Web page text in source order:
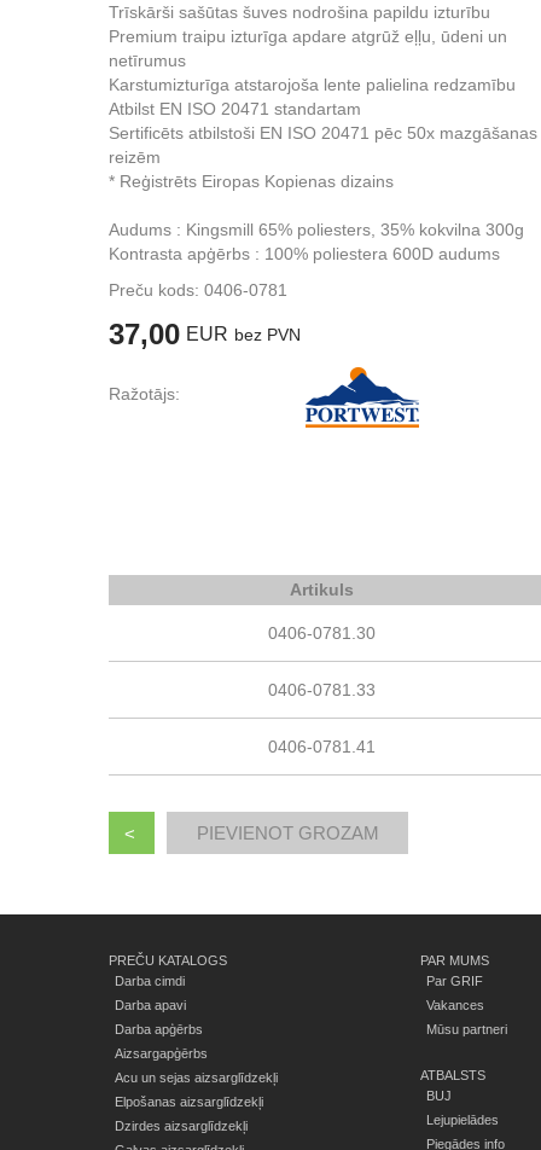
Trīskārši sašūtas šuves nodrošina papildu izturību
Premium traipu izturīga apdare atgrūž eļļu, ūdeni un
netīrumus
Karstumizturīga atstarojoša lente palielina redzamību
Atbilst EN ISO 20471 standartam
Sertificēts atbilstoši EN ISO 20471 pēc 50x mazgāšanas
reizēm
* Reģistrēts Eiropas Kopienas dizains
Audums : Kingsmill 65% poliesters, 35% kokvilna 300g
Kontrasta apģērbs : 100% poliestera 600D audums
Preču kods: 0406-0781
37,00 EUR bez PVN
Ražotājs:
Artikuls
0406-0781.30
0406-0781.33
0406-0781.41
<
PREČU KATALOGS
Darba cimdi
Darba apavi
Darba apģērbs
Aizsargapģērbs
Acu un sejas aizsarglīdzekļi
Elpošanas aizsarglīdzekļi
Dzirdes aizsarglīdzekļi
PAR MUMS
Par GRIF
Vakances
Mūsu partneri
ATBALSTS
BUJ
Lejupielādes
Piegādes info